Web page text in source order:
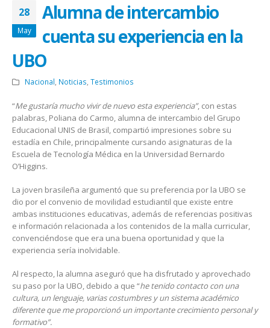
28
May
Alumna de intercambio
cuenta su experiencia en la
UBO
Nacional, Noticias, Testimonios
“Me gustaría mucho vivir de nuevo esta experiencia”, con estas
palabras, Poliana do Carmo, alumna de intercambio del Grupo
Educacional UNIS de Brasil, compartió impresiones sobre su
estadía en Chile, principalmente cursando asignaturas de la
Escuela de Tecnología Médica en la Universidad Bernardo
O’Higgins.
La joven brasileña argumentó que su preferencia por la UBO se
dio por el convenio de movilidad estudiantil que existe entre
ambas instituciones educativas, además de referencias positivas
e información relacionada a los contenidos de la malla curricular,
convenciéndose que era una buena oportunidad y que la
experiencia sería inolvidable.
Al respecto, la alumna aseguró que ha disfrutado y aprovechado
su paso por la UBO, debido a que “he tenido contacto con una
cultura, un lenguaje, varias costumbres y un sistema académico
diferente que me proporcionó un importante crecimiento personal y
formativo”.